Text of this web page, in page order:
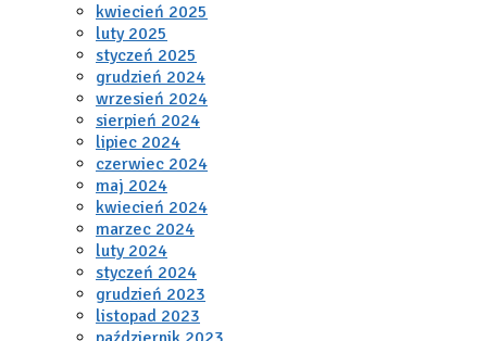
kwiecień 2025
luty 2025
styczeń 2025
grudzień 2024
wrzesień 2024
sierpień 2024
lipiec 2024
czerwiec 2024
maj 2024
kwiecień 2024
marzec 2024
luty 2024
styczeń 2024
grudzień 2023
listopad 2023